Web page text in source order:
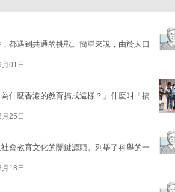
都遇到共通的挑戰。簡單來說，由於人口
01日
什麼香港的教育搞成這樣？」什麼叫「搞
25日
會教育文化的關鍵源頭。列舉了科舉的一
18日